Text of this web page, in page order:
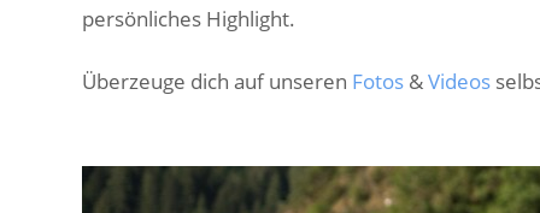
persönliches Highlight.
Überzeuge dich auf unseren Fotos &Videos